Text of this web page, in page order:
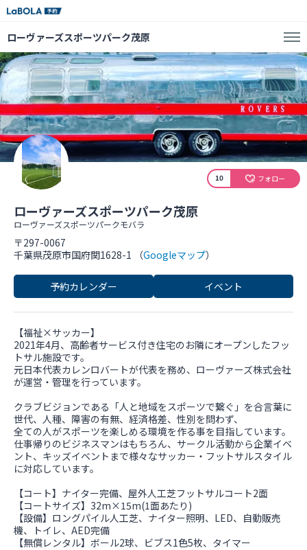
ローヴァーズスポーツパーク茂原
10 フォロー
ローヴァーズスポーツパーク茂原
ローヴァーズスポーツパークモバラ
〒297-0067
千葉県茂原市国府関1628-1 （Googleマップ）
予約カレンダー イベント
【福祉×サッカー】
2021年4月、高齢者サービス付き住宅のお隣にオープンしたフッ
トサル施設です。
元日本代表カレンロバートが代表を務め、ローヴァーズ株式会社
が運営・管理を行っています。
クラブビジョンである「人と地域をスポーツで繋ぐ」を合言葉に
世代、人種、障害の有無、経済格差、性別を問わず、
全ての人がスポーツを楽しめる環境を作る事を目指しています。
仕事帰りのビジネスマンはもちろん、サークル活動から企業イベ
ント、キッズイベントまで様々なサッカー・フットサルスタイル
に対応しています。
【コート】ナイター完備、屋外人工芝フットサルコート2面
【コートサイズ】32m×15m(1面あたり)
【設備】ロングパイル人工芝、ナイター照明、LED、自動販売
機、トイレ、AED完備
【無償レンタル】ボール2球、ビブス1色5枚、タイマー